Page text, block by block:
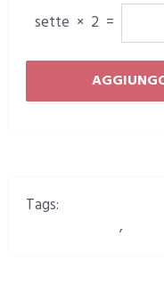
sette × 2 =
Tags:
,